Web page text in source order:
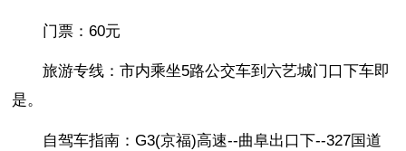
门票：60元
旅游专线：市内乘坐5路公交车到六艺城门口下车即
是。
自驾车指南：G3(京福)高速--曲阜出口下--327国道